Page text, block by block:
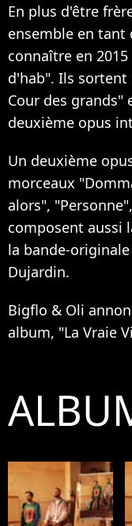
En plus d'être
ensemble en tant
connaître en
d'hab". Ils sortent
Cour des grands"
deuxième opus
Un deuxième
morceaux
alors",
composent aussi
la bande-originale
Dujardin.
Bigflo & Oli
album, "La Vraie